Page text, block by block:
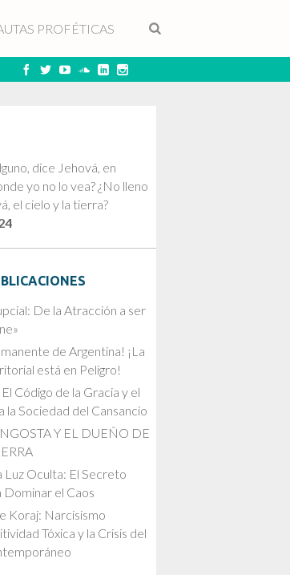
PROFÉTICAS
dice Jehová, en
yo no lo vea? ¿No lleno
el cielo y la tierra?
De la Atracción a ser
de Argentina! ¡La
está en Peligro!
Código de la Gracia y el
la Sociedad del Cansancio
Y EL DUEÑO DE
Luz Oculta: El Secreto
Dominar el Caos
Koraj: Narcisismo
Tóxica y la Crisis del